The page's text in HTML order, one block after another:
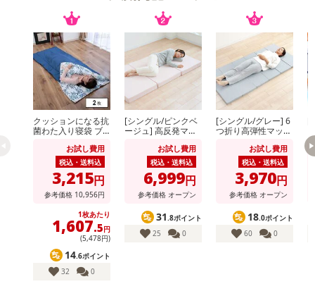
クッションになる抗
菌わた入り寝袋 ブ
お試し費用
税込・送料込
3,215円
参考価格 10,956円
1枚あたり
1,607.5円
(5,478円)
14.6ポイント
32
0
[シングル/ピンクベ
ージュ] 高反発マッ
チ 130N (カバー付)
※日本製
お試し費用
税込・送料込
6,999円
参考価格 オープン
31 .8ポイント
25
0
[シングル/グレー] 6
つ折り高弾性マット
お試し費用
税込・送料込
3,970円
参考価格 オープン
18.0ポイント
60
0